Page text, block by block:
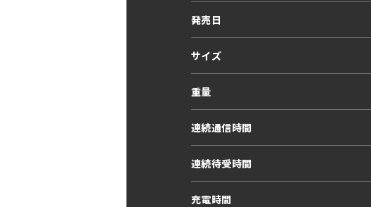
発売日
サイズ
重量
連続通信時間
連続待受時間
充電時間